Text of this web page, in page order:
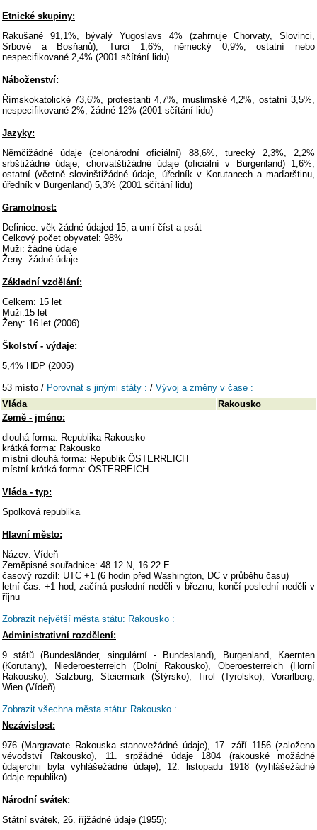
Etnické skupiny:
Rakušané 91,1%, bývalý Yugoslavs 4% (zahrnuje Chorvaty, Slovinci,
Srbové a Bosňanů), Turci 1,6%, německý 0,9%, ostatní nebo
nespecifikované 2,4% (2001 sčítání lidu)
Náboženství:
Římskokatolické 73,6%, protestanti 4,7%, muslimské 4,2%, ostatní 3,5%,
nespecifikované 2%, žádné 12% (2001 sčítání lidu)
Jazyky:
Němčižádné údaje (celonárodní oficiální) 88,6%, turecký 2,3%, 2,2%
srbštižádné údaje, chorvatštižádné údaje (oficiální v Burgenland) 1,6%,
ostatní (včetně slovinštižádné údaje, úředník v Korutanech a maďarštinu,
úředník v Burgenland) 5,3% (2001 sčítání lidu)
Gramotnost:
Definice: věk žádné údajed 15, a umí číst a psát
Celkový počet obyvatel: 98%
Muži: žádné údaje
Ženy: žádné údaje
Základní vzdělání:
Celkem: 15 let
Muži:15 let
Ženy: 16 let (2006)
Školství - výdaje:
5,4% HDP (2005)
53 místo / Porovnat s jinými státy : / Vývoj a změny v čase :
Vláda
Rakousko
Země - jméno:
dlouhá forma: Republika Rakousko
krátká forma: Rakousko
místní dlouhá forma: Republik ÖSTERREICH
místní krátká forma: ÖSTERREICH
Vláda - typ:
Spolková republika
Hlavní město:
Název: Vídeň
Zeměpisné souřadnice: 48 12 N, 16 22 E
časový rozdíl: UTC +1 (6 hodin před Washington, DC v průběhu času)
letní čas: +1 hod, začíná poslední neděli v březnu, končí poslední neděli v
říjnu
Zobrazit největší města státu: Rakousko :
Administrativní rozdělení:
9 států (Bundesländer, singulární - Bundesland), Burgenland, Kaernten
(Korutany), Niederoesterreich (Dolní Rakousko), Oberoesterreich (Horní
Rakousko), Salzburg, Steiermark (Štýrsko), Tirol (Tyrolsko), Vorarlberg,
Wien (Vídeň)
Zobrazit všechna města státu: Rakousko :
Nezávislost:
976 (Margravate Rakouska stanovežádné údaje), 17. září 1156 (založeno
vévodství Rakousko), 11. srpžádné údaje 1804 (rakouské možádné
údajerchii byla vyhlášežádné údaje), 12. listopadu 1918 (vyhlášežádné
údaje republika)
Národní svátek:
Státní svátek, 26. říjžádné údaje (1955);